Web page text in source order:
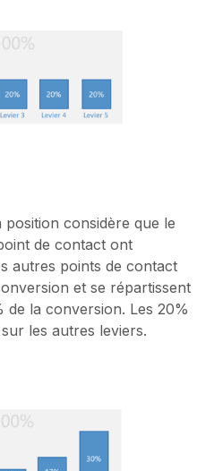
position considère que le
de contact ont
autres points de contact
et se répartissent
de la conversion. Les 20%
les autres leviers.